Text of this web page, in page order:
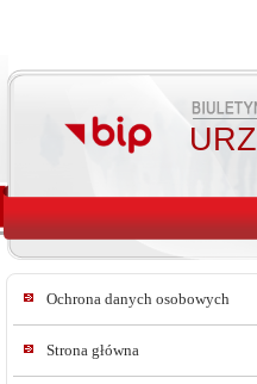
Ochrona danych osobowych
Strona główna